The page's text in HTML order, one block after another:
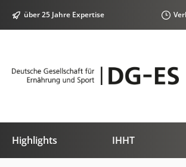
Zur Hauptnavigation springen
über 25 Jahre Expertise
Highlights IHHT